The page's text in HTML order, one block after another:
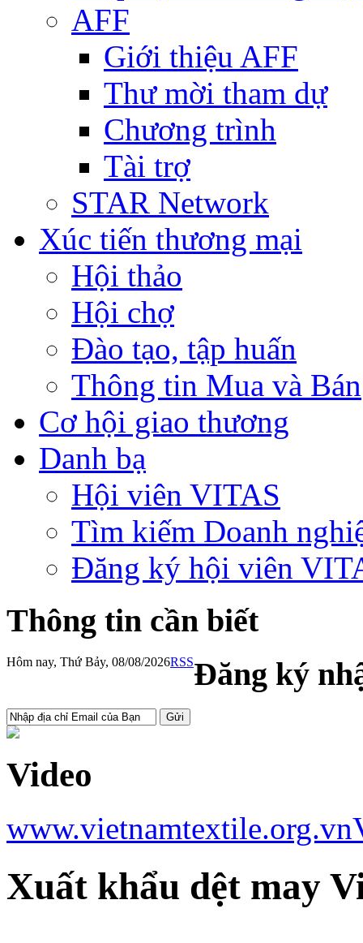
AFF
Giới thiệu AFF
Thư mời tham dự
Chương trình
Tài trợ
STAR Network
Xúc tiến thương mại
Hội thảo
Hội chợ
Đào tạo, tập huấn
Thông tin Mua và Bán
Cơ hội giao thương
Danh bạ
Hội viên VITAS
Tìm kiếm Doanh
Đăng ký hội viên
Thông tin cần biết
Hôm nay, Thứ Bảy, 08/08/2026RSSĐăng ký
Video
www.vietnamtextile.org.vn
Xuất khẩu dệt may